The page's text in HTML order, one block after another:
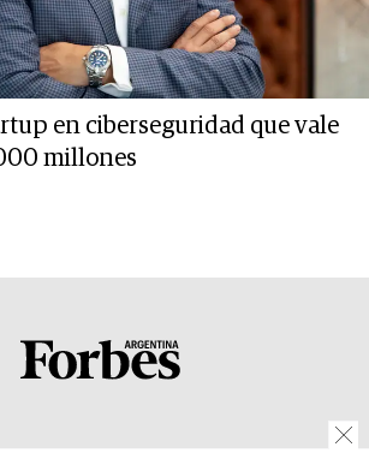
en ciberseguridad que vale
millones